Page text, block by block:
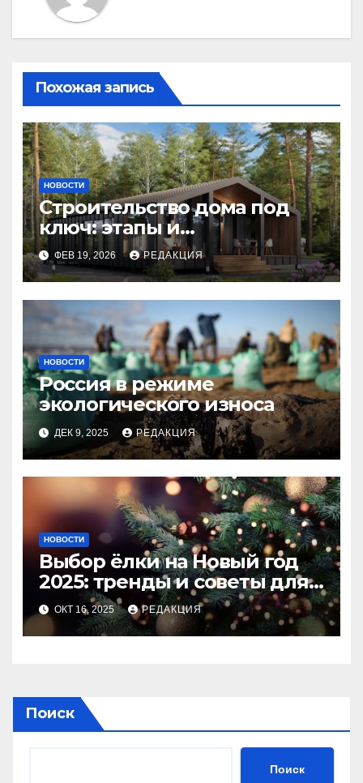
Похожая запись
НОВОСТИ
Строительство дома под
ключ: этапы и
планирование бюджета
ФЕВ 19, 2026 РЕДАКЦИЯ
НОВОСТИ
Россия в режиме
экологического износа
ДЕК 9, 2025 РЕДАКЦИЯ
НОВОСТИ
Выбор ёлки на Новый год
2025: тренды и советы для
идеального праздника
ОКТ 16, 2025 РЕДАКЦИЯ
Поиск
Поиск